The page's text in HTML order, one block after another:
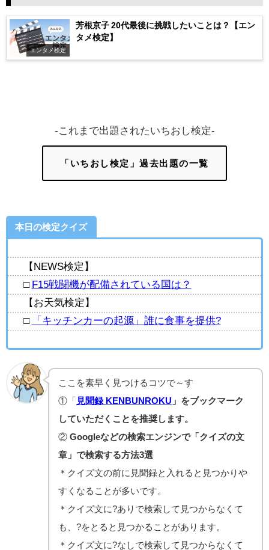
エンタメ検定
芳根京子 20代最後に挑戦したいことは？【エン
タメ検定】
-これまで出題されたいちおし検定-
「いちおし検定」過去出題の一覧
本日の検定クイズ
【NEWS検定】
□ F15戦闘機が配備されている国は？
【お天気検定】
□
「キッチンカーの起源」誰に食事を提供?
ここを素早く見つけるコツで～す
①「 見聞録 KENBUNROKU 」をブックマーク
していただくことを推奨します。
②Googleなどの検索エンジンで「クイズの文
章」で検索する方法3選
＊クイズ文の前に見聞録と入れると見つかりや
すくなることが多いです。
＊クイズ文に?ありで検索して見つからなくて
も、?をとると見つかることがあります。
＊クイズ文に?なしで検索して見つからなくて